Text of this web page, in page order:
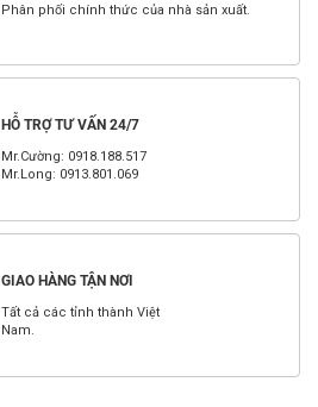
Phân phối chính thức của nhà sản xuất.
HỖ TRỢ TƯ VẤN 24/7
Mr.Cường: 0918.188.517
Mr.Long: 0913.801.069
GIAO HÀNG TẬN NƠI
Tất cả các tỉnh thành Việt
Nam.